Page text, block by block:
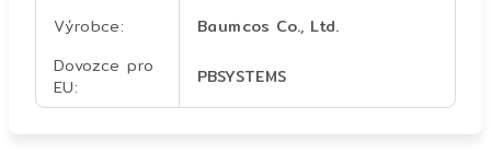
Výrobce:
Baumcos Co., Ltd.
Dovozce pro
EU: PBSYSTEMS